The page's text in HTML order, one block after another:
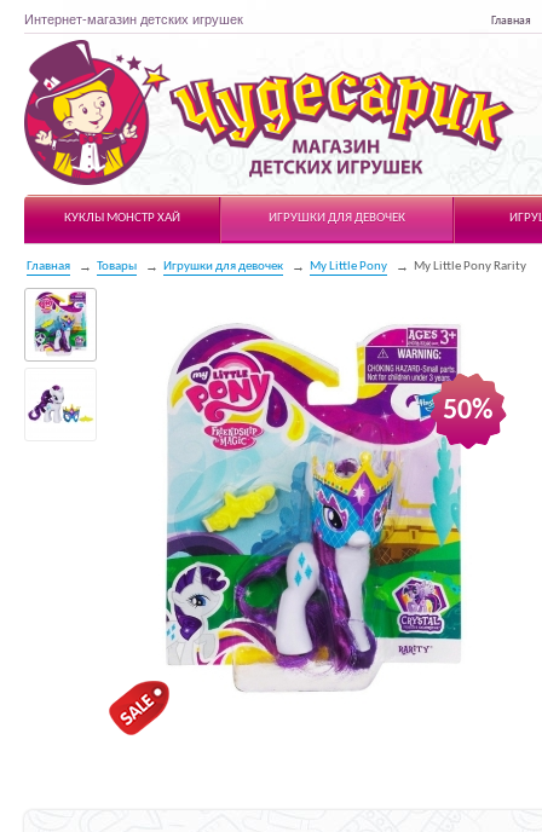
Интернет-магазин детских игрушек Главная
Чудесарик
КУКЛЫ МОНСТР ХАЙ
ИГРУШКИ ДЛЯ ДЕВОЧЕК
Главная Товары Игрушки для девочек My Little Pony My Little Pony Rarity
50%